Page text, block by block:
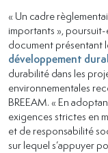
« Un cadre
importants »,
document présentant
développement
durabilité dans les
environnementales
BREEAM. « En
exigences strictes en
et de responsabilité
sur lequel s’appuyer